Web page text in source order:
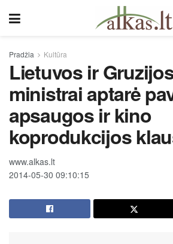
Pradžia Kultūra
Lietuvos ir
ministrai aptarė
apsaugos ir kino
koprodukcijos
www.alkas.lt
2014-05-30 09:10:15